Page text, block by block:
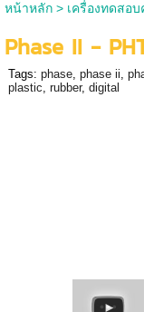
หน้าหลัก> เครื่องทดสอ
Phase II -
Tags: phase, phase ii,
plastic, rubber, digital